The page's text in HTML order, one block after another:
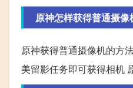
原神怎样获得普通摄像
原神获得普通摄像机的方
美留影任务即可获得相机 原